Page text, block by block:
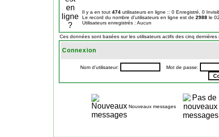
Il y a en tout 474 utilisateurs en ligne :: 0 Enregistré, 0
Le record du nombre d'utilisateurs en ligne est de 2988 le
Utilisateurs enregistrés : Aucun
Ces données sont basées sur les utilisateurs actifs des cinq dernières
Connexion
Nom d'utilisateur: Mot de passe:
Nouveaux messages